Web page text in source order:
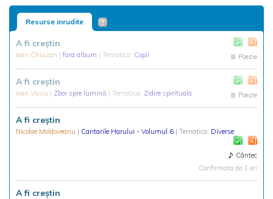
Resurse inrudite
A fi creștin
Ioan Chiuzan | fara album | Tematica: Copii Poezie
A fi creștin
Ioan Vasiu | Zbor spre lumină | Tematica: Zidire spirituala Poezie
A fi creștin
Nicolae Moldoveanu | Cantarile Harului - Volumul 6 | Tematica: Diverse
Cântec
Confirmata de 1 ori
A fi creștin